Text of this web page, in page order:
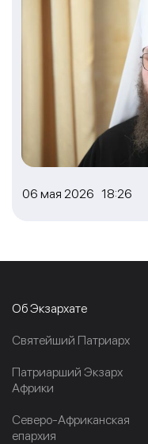
06 мая 2026 18:26
Об Экзархате
Cвятейший Патриарх
Патриарший Экзарх
Африки
Северо-Африканская
епархия